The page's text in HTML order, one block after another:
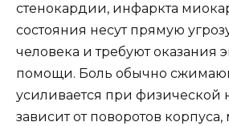
стенокардии, инфаркта
состояния несут прямую
человека и требуют оказания
помощи. Боль обычно
усиливается при физической
зависит от поворотов корпуса,